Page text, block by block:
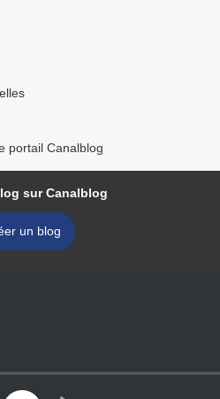
portail Canalblog
sur Canalblog
un blog